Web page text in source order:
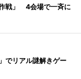
戦」 4会場で一斉に
でリアル謎解きゲー